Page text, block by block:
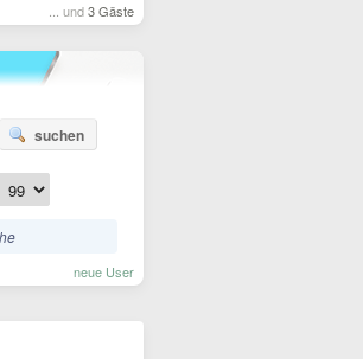
... und3 Gäste
suchen
neue User